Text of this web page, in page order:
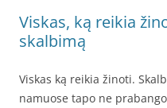
Viskas, ką reikia
skalbimą
Viskas ką reikia žinoti.
namuose tapo ne